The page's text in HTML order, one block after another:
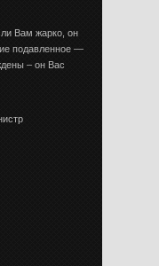
Вам жарко, он
подавленное —
– он Вас